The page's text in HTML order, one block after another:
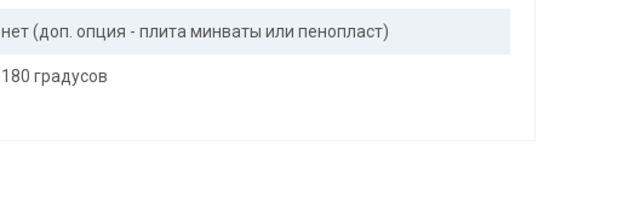
нет (доп. опция - плита минваты или пенопласт)
180 градусов